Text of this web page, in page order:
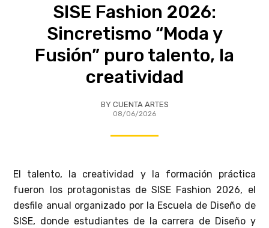
SISE Fashion 2026:
Sincretismo “Moda y
Fusión” puro talento, la
creatividad
BY CUENTA ARTES
08/06/2026
El talento, la creatividad y la formación práctica
fueron los protagonistas de SISE Fashion 2026, el
desfile anual organizado por la Escuela de Diseño de
SISE, donde estudiantes de la carrera de Diseño y